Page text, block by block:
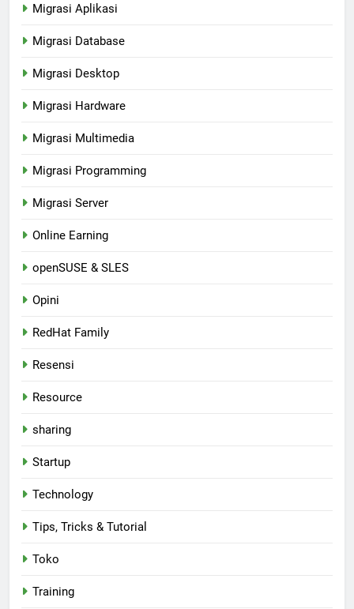
Migrasi Aplikasi
Migrasi Database
Migrasi Desktop
Migrasi Hardware
Migrasi Multimedia
Migrasi Programming
Migrasi Server
Online Earning
openSUSE & SLES
Opini
RedHat Family
Resensi
Resource
sharing
Startup
Technology
Tips, Tricks & Tutorial
Toko
Training